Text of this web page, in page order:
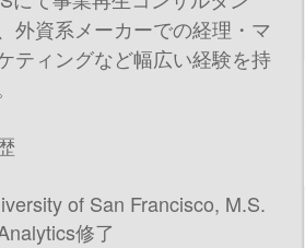
外資系メーカーでの経理・マ
ティングなど幅広い経験を持
of San Francisco, M.S.
修了